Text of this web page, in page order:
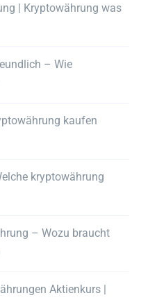
| Kryptowährung was
– Wie
kaufen
kryptowährung
– Wozu braucht
Aktienkurs |